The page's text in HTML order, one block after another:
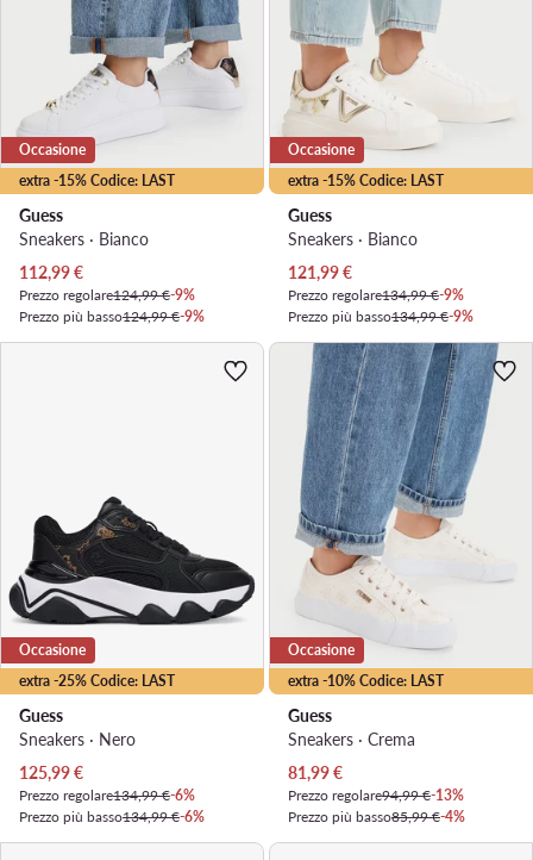
extra -15% Codice: LAST
Occasione
Guess
Sneakers · Bianco
Prezzo attuale
112,99€
Prezzo regolare124,99 €-9%
Prezzo più basso124,99 €-9%
extra -15% Codice: LAST
Occasione
Guess
Sneakers · Bianco
Prezzo attuale
121,99€
Prezzo regolare134,99 €-9%
Prezzo più basso134,99 €-9%
extra -25% Codice: LAST
Occasione
Guess
Sneakers · Nero
Prezzo attuale
125,99€
Prezzo regolare134,99 €-6%
Prezzo più basso134,99 €-6%
extra -10% Codice: LAST
Occasione
Guess
Sneakers · Crema
Prezzo attuale
81,99€
Prezzo regolare94,99 €-13%
Prezzo più basso85,99 €-4%